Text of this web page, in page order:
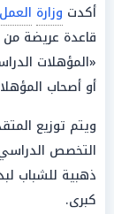
أكدت وزارة العمل
قاعدة عريضة من
«المؤهلات
أو أصحاب
ويتم توزيع
التخصص
ذهبية للشباب
كبرى.